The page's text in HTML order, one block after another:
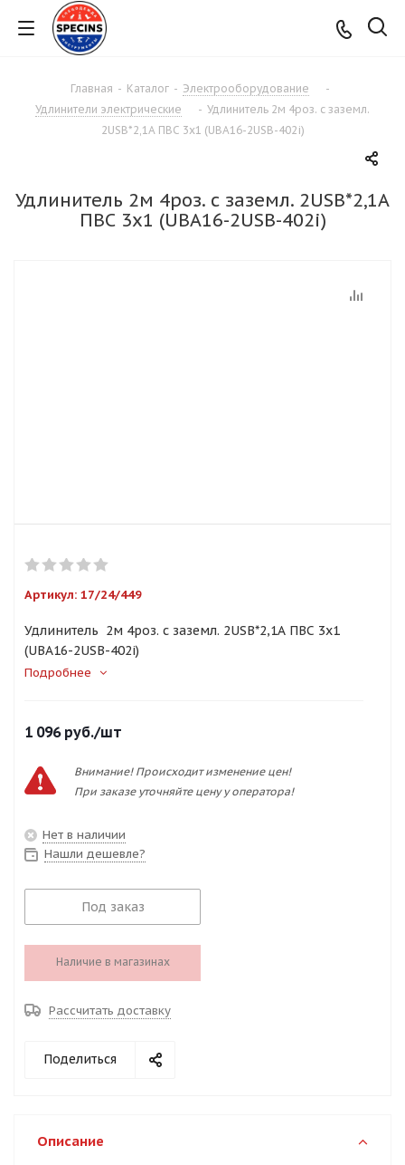
Главная - Каталог - Электрооборудование
-
Удлинители электрические
- Удлинитель 2м 4роз. с заземл.
2USB*2,1А ПВС 3х1 (UBA16-2USB-402i)
Удлинитель 2м 4роз. с заземл. 2USB*2,1А
ПВС 3х1 (UBA16-2USB-402i)
Артикул: 17/24/449
Удлинитель 2м 4роз. с заземл. 2USB*2,1А ПВС 3х1
(UBA16-2USB-402i)
Подробнее
1 096руб./шт
Внимание! Происходит изменение цен!
При заказе уточняйте цену у оператора!
Нет в наличии
Нашли дешевле?
Под заказ
Наличие в магазинах
Рассчитать доставку
Поделиться
Описание